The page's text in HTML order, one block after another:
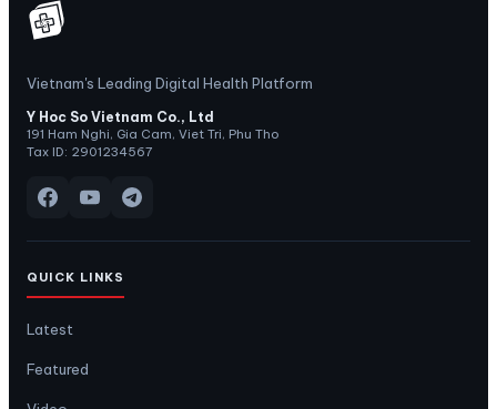
Vietnam's Leading Digital Health Platform
Y Hoc So Vietnam Co., Ltd
191 Ham Nghi, Gia Cam, Viet Tri, Phu Tho
Tax ID: 2901234567
QUICK LINKS
Latest
Featured